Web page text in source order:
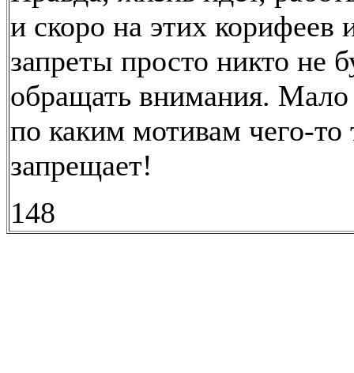
и скоро на этих корифеев
запреты просто никто не
обращать внимания. Мало
по каким мотивам чего-то
запрещает!
148